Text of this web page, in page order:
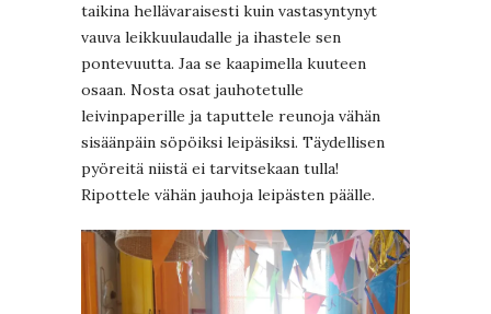
taikina hellävaraisesti kuin vastasyntynyt
vauva leikkuulaudalle ja ihastele sen
pontevuutta. Jaa se kaapimella kuuteen
osaan. Nosta osat jauhotetulle
leivinpaperille ja taputtele reunoja vähän
sisäänpäin söpöiksi leipäsiksi. Täydellisen
pyöreitä niistä ei tarvitsekaan tulla!
Ripottele vähän jauhoja leipästen päälle.